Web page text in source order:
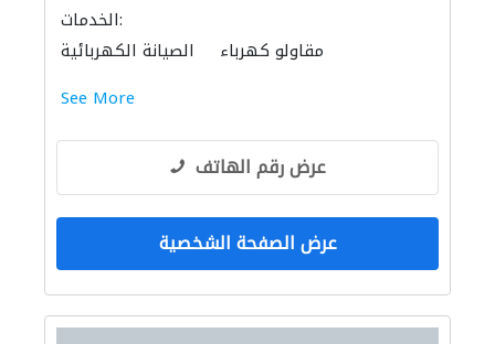
الخدمات:
الصيانة الكهربائية
مقاولو كهرباء
See More
عرض رقم الهاتف
عرض الصفحة الشخصية